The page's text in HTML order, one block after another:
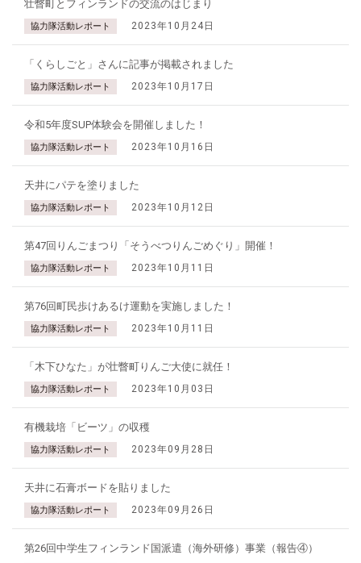
壮瞥町とフィンランドの交流のはじまり
協力隊活動レポート 2023年10月24日
「くらしごと」さんに記事が掲載されました
協力隊活動レポート 2023年10月17日
令和5年度SUP体験会を開催しました！
協力隊活動レポート 2023年10月16日
天井にパテを塗りました
協力隊活動レポート 2023年10月12日
第47回りんごまつり「そうべつりんごめぐり」開催！
協力隊活動レポート 2023年10月11日
第76回町民歩けあるけ運動を実施しました！
協力隊活動レポート 2023年10月11日
「木下ひなた」が壮瞥町りんご大使に就任！
協力隊活動レポート 2023年10月03日
有機栽培「ビーツ」の収穫
協力隊活動レポート 2023年09月28日
天井に石膏ボードを貼りました
協力隊活動レポート 2023年09月26日
第26回中学生フィンランド国派遣（海外研修）事業（報告④）